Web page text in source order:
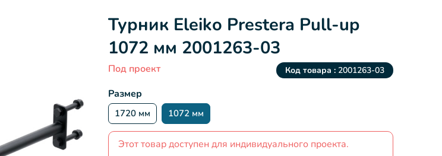
Турник Eleiko Prestera Pull-up
1072 мм 2001263-03
Под проект Код товара : 2001263-03
Размер
1720 мм 1072 мм
Этот товар доступен для индивидуального проекта.